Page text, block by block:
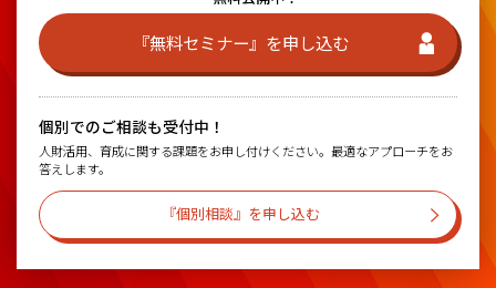
『無料セミナー』を申し込む
個別でのご相談も受付中！
人財活用、育成に関する課題をお申し付けください。最適なアプローチをお
答えします。
『個別相談』を申し込む